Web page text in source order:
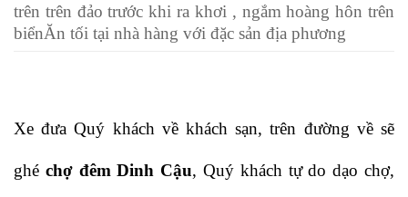
trên trên đảo trước khi ra khơi , ngắm hoàng hôn trên
biểnĂn tối tại nhà hàng với đặc sản địa phương
Xe đưa Quý khách về khách sạn, trên đường về sẽ
ghé chợ đêm Dinh Cậu, Quý khách tự do dạo chợ,